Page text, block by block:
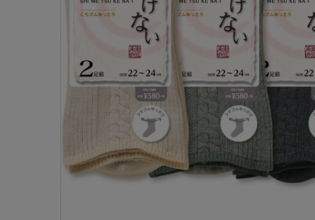
- 無地ストッキング
- 柄ストッキング
- ショート丈ストッキング
- 着圧ストッキング
- パンティ部レスストッキング
- 無地タイツ
- 柄タイツ
- ひざ下丈タイツ
- ノンワイ
- ワイヤー
- ブラトッ
ショーツ
- レギュラ
- サニタリ
- ガードル
肌着・イン
- 長袖（七
- タンクト
フェイクタイツ
スクールタイム
レッグウェア
- 無地ストッキング
- 柄ストッキング
- ショート丈ストッキング
- 着圧ストッキング
- パンティ部レスストッキング
タイツ
- 無地タイツ
ブラジャー
- ノンワイヤーブラ
- ワイヤーブラ
- ブラトップ
ショーツ
- レギュラーショーツ
- サニタリーショーツ
ライフスタイルウェア
ボトムス
ルームウェア・パジャマ
アクティブ・スポーツ
- スポーツブラ
- スポーツトップス
レッグウエア
ソックス・靴下
クルー・レギュラー丈ソックス
スニーカー丈・くるぶし丈ソックス
ハイソックス
メンズパンツ
トランクス
ライフスタイルウェア
ボトムス
トップス
レッグウエア
ソックス・靴下
クルー・レギュラー丈ソックス
スニーカー丈・くるぶし丈ソックス
ハイソックス
ブラジャー
ノンワイヤーブラ
ワイヤーブラ
カテゴリ一覧へ
AZGI
アス
クリ
スゴ
フェ
スク